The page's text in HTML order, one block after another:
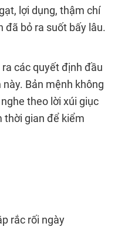
lợi dụng, thậm chí
đã bỏ ra suốt bấy lâu.
các quyết định đầu
Bản mệnh không
theo lời xúi giục
thời gian để kiểm
rắc rối ngày